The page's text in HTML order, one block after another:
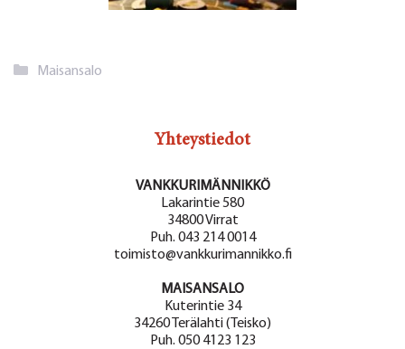
Kategoriat
Maisansalo
Yhteystiedot
VANKKURIMÄNNIKKÖ
Lakarintie 580
34800 Virrat
Puh. 043 214 0014
toimisto@vankkurimannikko.fi
MAISANSALO
Kuterintie 34
34260 Terälahti (Teisko)
Puh. 050 4123 123